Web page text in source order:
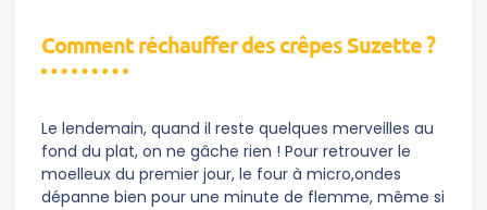
Comment réchauffer des crêpes Suzette ?
Le lendemain, quand il reste quelques merveilles au
fond du plat, on ne gâche rien ! Pour retrouver le
moelleux du premier jour, le four à micro,ondes
dépanne bien pour une minute de flemme, même si